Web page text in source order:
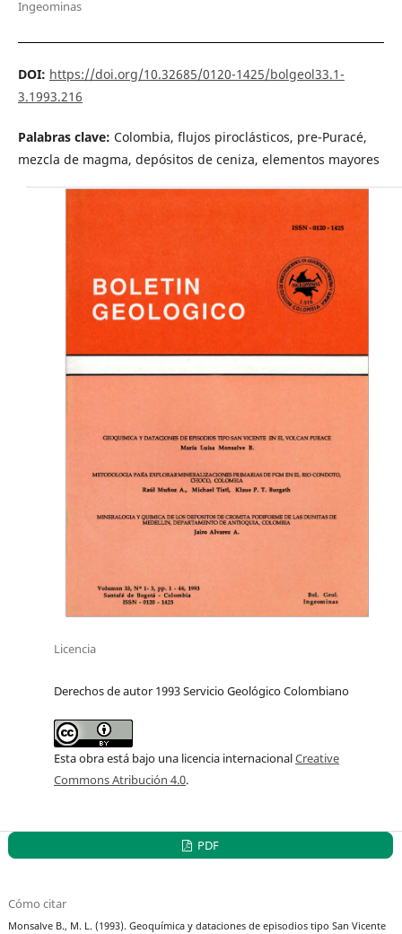
Ingeominas
DOI: https://doi.org/10.32685/0120-1425/bolgeol33.1-
3.1993.216
Palabras clave: Colombia, flujos piroclásticos, pre-Puracé,
mezcla de magma, depósitos de ceniza, elementos mayores
Licencia
Derechos de autor 1993 Servicio Geológico Colombiano
Esta obra está bajo una licencia internacionalCreative
Commons Atribución 4.0.
PDF
Cómo citar
Monsalve B., M. L. (1993). Geoquímica y dataciones de episodios tipo San Vicente